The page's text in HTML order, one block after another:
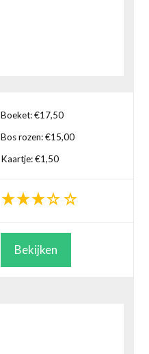
Boeket: €17,50
Bos rozen: €15,00
Kaartje: €1,50
Bekijken